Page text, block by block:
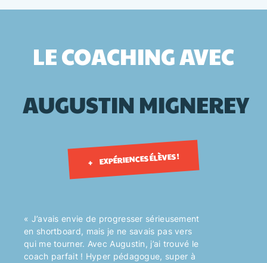
LE COACHING AVEC
AUGUSTINMIGNEREY
+ EXPÉRIENCES ÉLÈVES !
« J’avais envie de progresser sérieusement
en shortboard, mais je ne savais pas vers
qui me tourner. Avec Augustin, j’ai trouvé le
coach parfait ! Hyper pédagogue, super à